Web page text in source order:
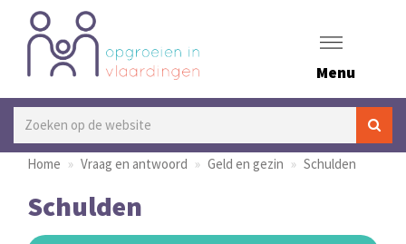
Menu
Home Vraag en antwoord Geld en gezin Schulden
Schulden